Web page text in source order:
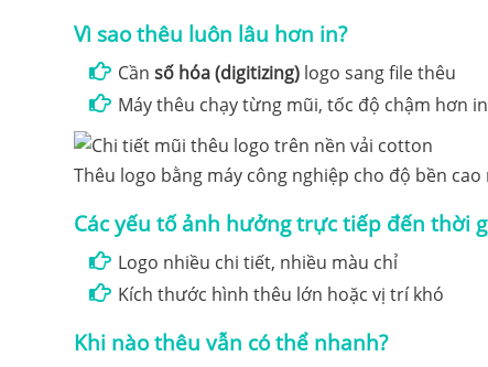
Vì sao thêu luôn lâu hơn in?
Cần số hóa (digitizing) logo sang file thêu
Máy thêu chạy từng mũi, tốc độ chậm hơn in
Thêu logo bằng máy công nghiệp cho độ bền
Các yếu tố ảnh hưởng trực tiếp đến thời
Logo nhiều chi tiết, nhiều màu chỉ
Kích thước hình thêu lớn hoặc vị trí khó
Khi nào thêu vẫn có thể nhanh?